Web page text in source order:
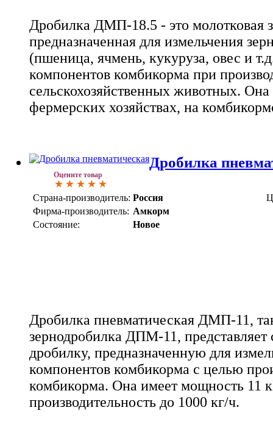
Дробилка ДМП-18.5 - это молотковая
предназначенная для измельчения
(пшеница, ячмень, кукуруза, овес и
компонентов комбикорма при
сельскохозяйственных животных. Она
фермерских хозяйствах, на
Оцените товар
Дробилка
Страна-производитель: Россия
Фирма-производитель: Амкорм
Состояние:
Новое
Дробилка пневматическая ДМП-11,
зернодробилка ДПМ-11,
дробилку, предназначенную для
компонентов комбикорма с целью
комбикорма. Она имеет мощность 11
производительность до 1000 кг/ч.